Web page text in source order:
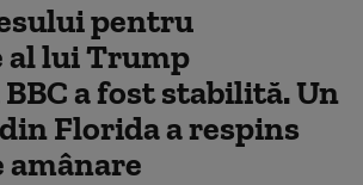
pentru
al lui Trump
a fost stabilită. Un
Florida a respins
amânare